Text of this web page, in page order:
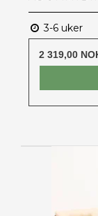
3-6 uker
2 319,00